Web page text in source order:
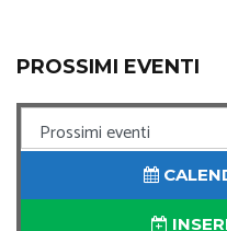
PROSSIMI EVENTI